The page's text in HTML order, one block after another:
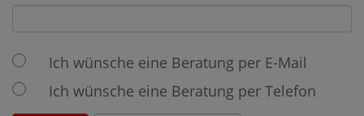
Ich wünsche eine Beratung per E-Mail
Ich wünsche eine Beratung per Telefon